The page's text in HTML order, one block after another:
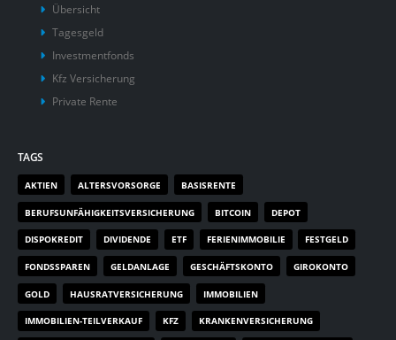
Übersicht
Tagesgeld
Investmentfonds
Kfz Versicherung
Private Rente
TAGS
AKTIEN ALTERSVORSORGE BASISRENTE
BERUFSUNFÄHIGKEITSVERSICHERUNG BITCOIN DEPOT
DISPOKREDIT DIVIDENDE ETF FERIENIMMOBILIE FESTGELD
FONDSSPAREN GELDANLAGE GESCHÄFTSKONTO GIROKONTO
GOLD HAUSRATVERSICHERUNG IMMOBILIEN
IMMOBILIEN-TEILVERKAUF KFZ KRANKENVERSICHERUNG